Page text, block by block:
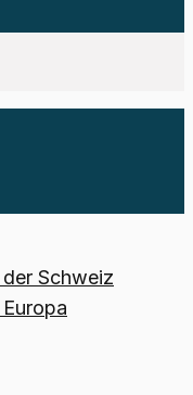
Schweiz